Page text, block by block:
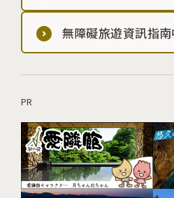
無障礙旅遊資訊指南
PR